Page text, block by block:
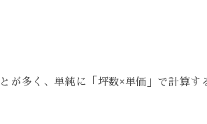
が多く、単純に「坪数×単価」で計算す